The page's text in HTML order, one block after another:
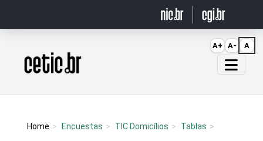
Página inicial
Home Encuestas TIC Domicílios Tablas
A+ A- A